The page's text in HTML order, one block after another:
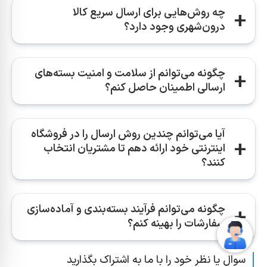
حمل‌ونقل تخصصی می‌توانید کالاها را به خارج از کشور
ارسال کنید.
چه روش‌هایی برای ارسال سریع کالا
درون‌شهری وجود دارد؟
اسنپ‌باکس برای ارسال‌های سریع درون‌شهری بهترین
گزینه است.
چگونه می‌توانم از سلامت و امنیت بسته‌های
ارسالی اطمینان حاصل کنم؟
پیگیری و بیمه مرسوله، می‌توانید از سلامت کالاها
مطمئن شوید.
آیا می‌توانم چندین روش ارسال را در فروشگاه
اینترنتی خود ارائه دهم تا مشتریان انتخاب
کنند؟
ارسال را تعریف کنید و به مشتریان امکان انتخاب
بدهید.
چگونه می‌توانم فرآیند بسته‌بندی و آماده‌سازی
سفارشات را بهینه کنم؟
با استفاده از ابزارهای انبارداری و مدیریت موجودی در
سوال یا نظر خود را با ما به اشتراک بگذارید